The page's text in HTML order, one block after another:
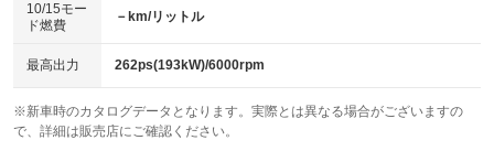
ベンチシート
：装備なし
チップアップシート
：装備なし
電動格納サードシート
：装備なし シートヒーター
：装備あり
ウォークスルー
10/15モー
ド燃費
－km/リットル
最高出力 262ps(193kW)/6000rpm
※新車時のカタログデータとなります。実際とは異なる場合がございますの
で、詳細は販売店にご確認ください。